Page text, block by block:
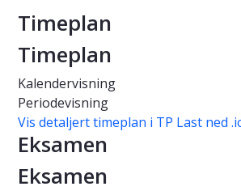
Timeplan
Timeplan
Kalendervisning
Periodevisning
Vis detaljert timeplan i TP Last ned
Eksamen
Eksamen